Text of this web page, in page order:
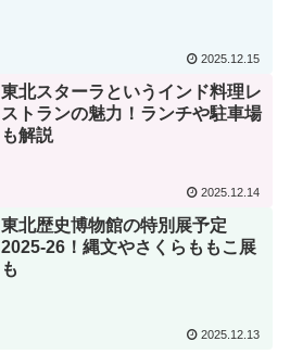
2025.12.15
東北スターラというインド料理レ
ストランの魅力！ランチや駐車場
も解説
2025.12.14
東北歴史博物館の特別展予定
2025-26！縄文やさくらももこ展
も
2025.12.13